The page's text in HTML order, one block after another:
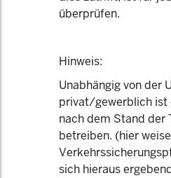
überprüfen.
Hinweis:
Unabhängig von der
privat/gewerblich ist
nach dem Stand der
betreiben. (hier
sich hieraus